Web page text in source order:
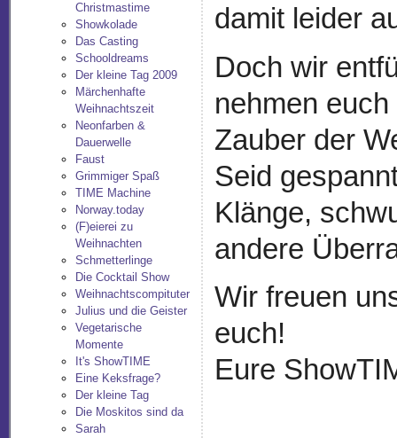
Christmastime
Showkolade
Das Casting
Schooldreams
Der kleine Tag 2009
Märchenhafte
Weihnachtszeit
Neonfarben &
Dauerwelle
Faust
Grimmiger Spaß
TIME Machine
Norway.today
(F)eierei zu
Weihnachten
Schmetterlinge
Die Cocktail Show
Weihnachtscompituter
Julius und die Geister
Vegetarische
Momente
It's ShowTIME
Eine Keksfrage?
Der kleine Tag
Die Moskitos sind da
Sarah
damit leider
Doch wir
nehmen
Zauber der
Seid
Klänge,
andere
Wir freuen
euch!
Eure